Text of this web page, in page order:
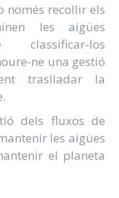
només recollir els
les aigües
los
ne una gestió
traslladar la
dels fluxos de
les aigües
el planeta